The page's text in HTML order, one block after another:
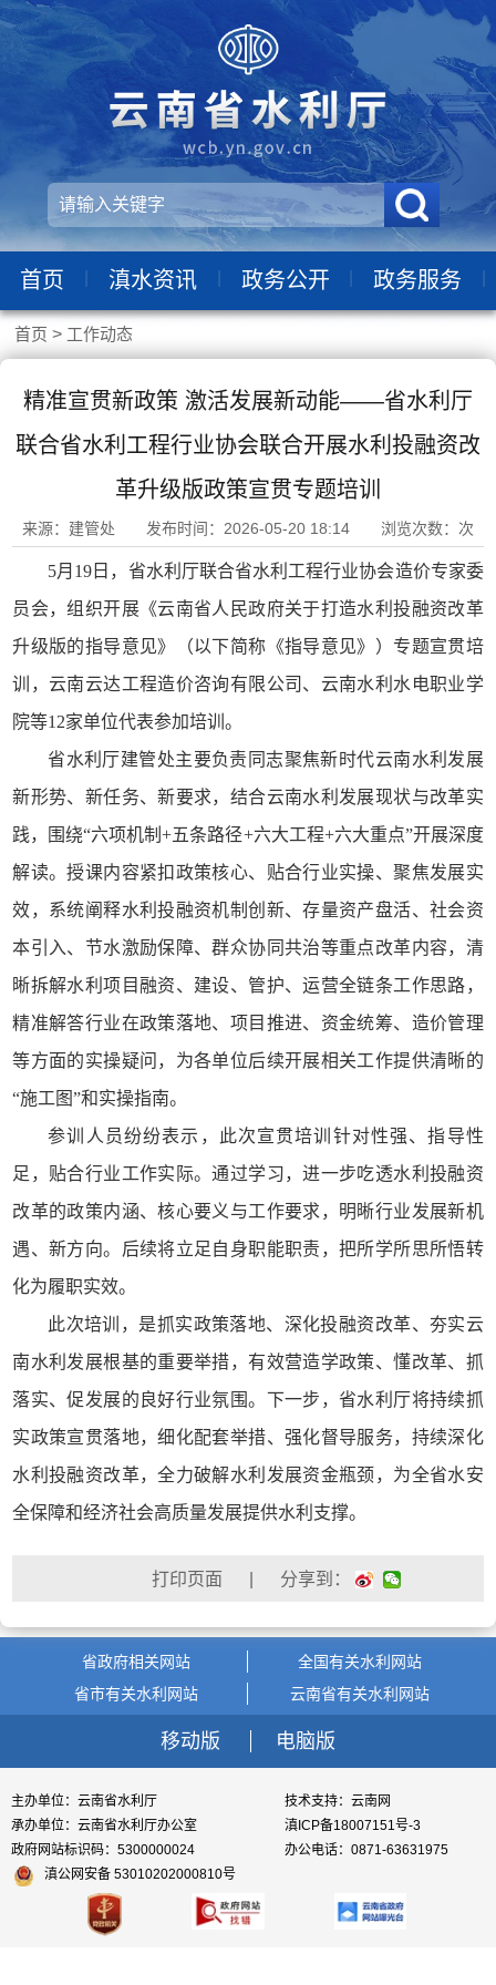
首页 滇水资讯 政务公开 政务服务
首页 > 工作动态
精准宣贯新政策 激活发展新动能——省水利厅
联合省水利工程行业协会联合开展水利投融资改
革升级版政策宣贯专题培训
来源：建管处 发布时间：2026-05-20 18:14 浏览次数： 次
5月19日，省水利厅联合省水利工程行业协会造价专家委
员会，组织开展《云南省人民政府关于打造水利投融资改革
升级版的指导意见》（以下简称《指导意见》）专题宣贯培
训，云南云达工程造价咨询有限公司、云南水利水电职业学
院等12家单位代表参加培训。
省水利厅建管处主要负责同志聚焦新时代云南水利发展
新形势、新任务、新要求，结合云南水利发展现状与改革实
践，围绕“六项机制+五条路径+六大工程+六大重点”开展深度
解读。授课内容紧扣政策核心、贴合行业实操、聚焦发展实
效，系统阐释水利投融资机制创新、存量资产盘活、社会资
本引入、节水激励保障、群众协同共治等重点改革内容，清
晰拆解水利项目融资、建设、管护、运营全链条工作思路，
精准解答行业在政策落地、项目推进、资金统筹、造价管理
等方面的实操疑问，为各单位后续开展相关工作提供清晰的
“施工图”和实操指南。
参训人员纷纷表示，此次宣贯培训针对性强、指导性
足，贴合行业工作实际。通过学习，进一步吃透水利投融资
改革的政策内涵、核心要义与工作要求，明晰行业发展新机
遇、新方向。后续将立足自身职能职责，把所学所思所悟转
化为履职实效。
此次培训，是抓实政策落地、深化投融资改革、夯实云
南水利发展根基的重要举措，有效营造学政策、懂改革、抓
落实、促发展的良好行业氛围。下一步，省水利厅将持续抓
实政策宣贯落地，细化配套举措、强化督导服务，持续深化
水利投融资改革，全力破解水利发展资金瓶颈，为全省水安
全保障和经济社会高质量发展提供水利支撑。
| 分享到：
省政府相关网站
全国有关水利网站
省市有关水利网站
云南省有关水利网站
移动版 电脑版
主办单位：云南省水利厅
技术支持：云南网
承办单位：云南省水利厅办公室
滇ICP备18007151号-3
政府网站标识码：5300000024
办公电话：0871-63631975
滇公网安备 53010202000810号